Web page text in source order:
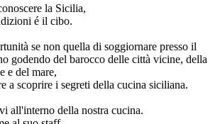
la Sicilia,
é il cibo.
se non quella di soggiornare presso il
godendo del barocco delle città vicine, della
e del mare,
a scoprire i segreti della cucina siciliana.
all'interno della nostra cucina.